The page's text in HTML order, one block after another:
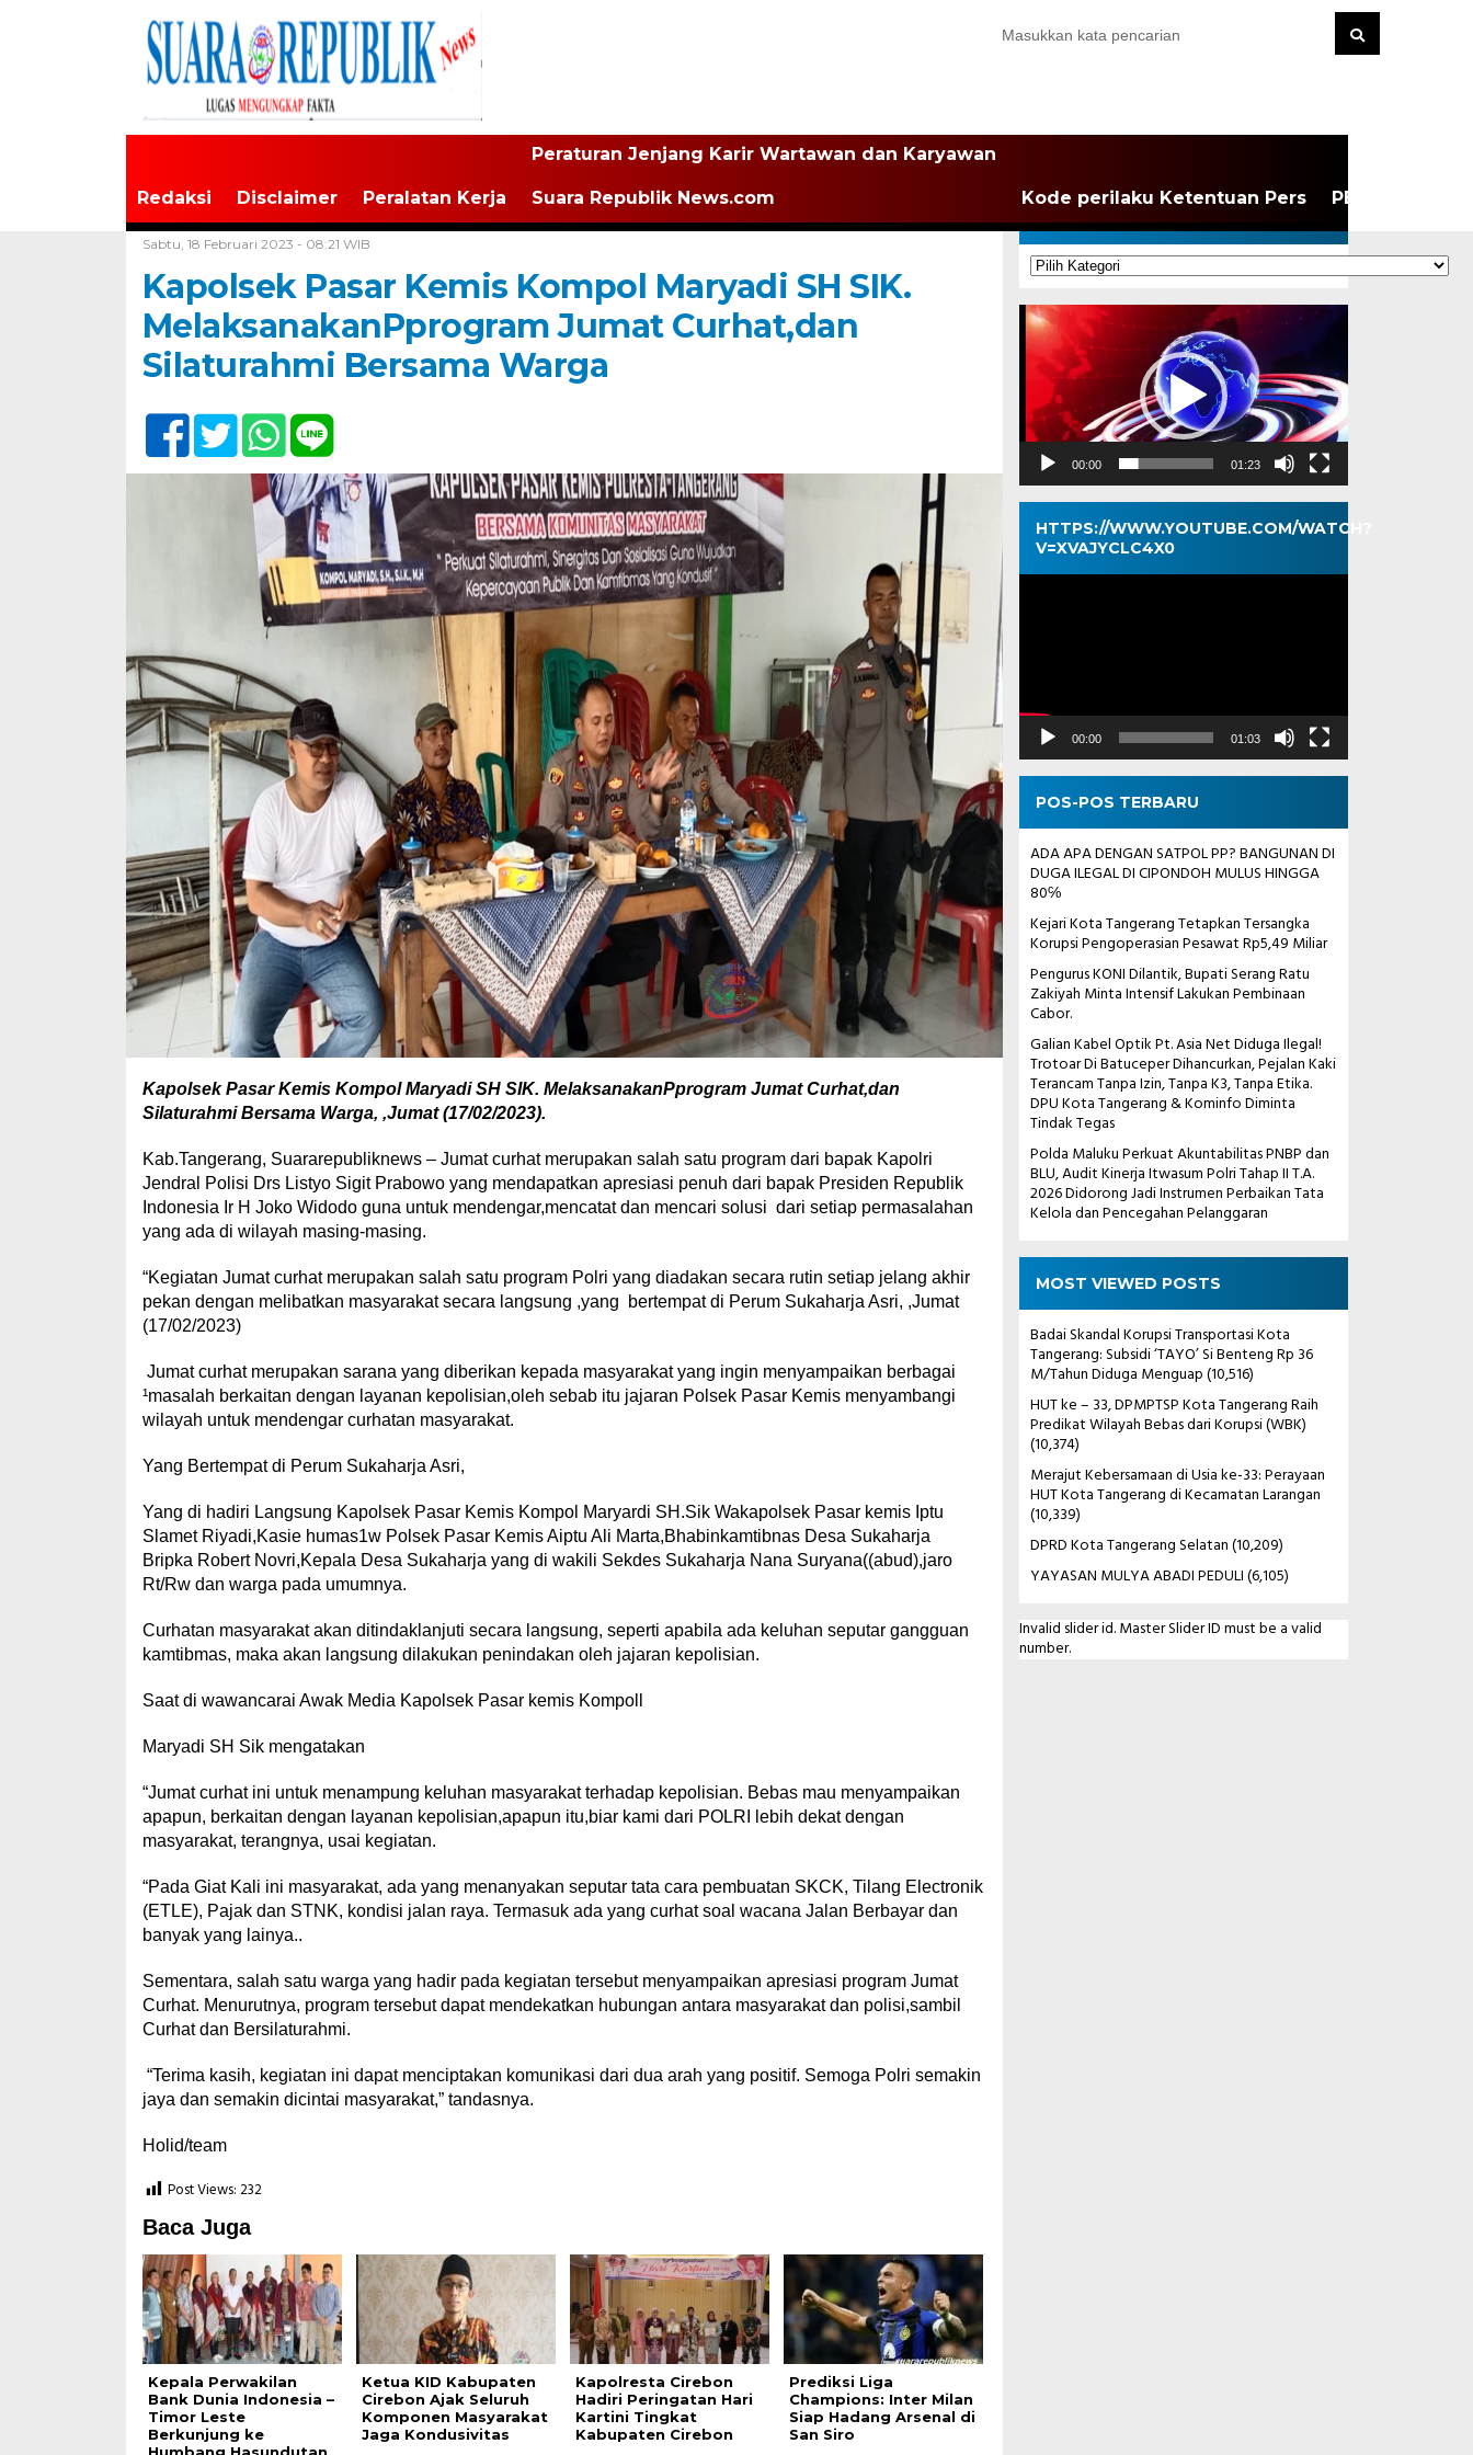
Redaksi Disclaimer Peralatan Kerja
Peraturan Jenjang Karir Wartawan dan Karyawan
Suara Republik News.com Kode perilaku Ketentuan Pers PEDOMAN
Sabtu, 18 Februari 2023 - 08:21 WIB
Kapolsek Pasar Kemis Kompol Maryadi SH SIK.
MelaksanakanPprogram Jumat Curhat,dan
Silaturahmi Bersama Warga
Kapolsek Pasar Kemis Kompol Maryadi SH SIK. MelaksanakanPprogram Jumat Curhat,dan
Silaturahmi Bersama Warga, ,Jumat (17/02/2023).
Kab.Tangerang, Suararepubliknews – Jumat curhat merupakan salah satu program dari bapak Kapolri
Jendral Polisi Drs Listyo Sigit Prabowo yang mendapatkan apresiasi penuh dari bapak Presiden Republik
Indonesia Ir H Joko Widodo guna untuk mendengar,mencatat dan mencari solusi dari setiap permasalahan
yang ada di wilayah masing-masing.
“Kegiatan Jumat curhat merupakan salah satu program Polri yang diadakan secara rutin setiap jelang akhir
pekan dengan melibatkan masyarakat secara langsung ,yang bertempat di Perum Sukaharja Asri, ,Jumat
(17/02/2023)
Jumat curhat merupakan sarana yang diberikan kepada masyarakat yang ingin menyampaikan berbagai
¹masalah berkaitan dengan layanan kepolisian,oleh sebab itu jajaran Polsek Pasar Kemis menyambangi
wilayah untuk mendengar curhatan masyarakat.
Yang Bertempat di Perum Sukaharja Asri,
Yang di hadiri Langsung Kapolsek Pasar Kemis Kompol Maryardi SH.Sik Wakapolsek Pasar kemis Iptu
Slamet Riyadi,Kasie humas1w Polsek Pasar Kemis Aiptu Ali Marta,Bhabinkamtibnas Desa Sukaharja
Bripka Robert Novri,Kepala Desa Sukaharja yang di wakili Sekdes Sukaharja Nana Suryana((abud),jaro
Rt/Rw dan warga pada umumnya.
Curhatan masyarakat akan ditindaklanjuti secara langsung, seperti apabila ada keluhan seputar gangguan
kamtibmas, maka akan langsung dilakukan penindakan oleh jajaran kepolisian.
Saat di wawancarai Awak Media Kapolsek Pasar kemis Kompoll
Maryadi SH Sik mengatakan
“Jumat curhat ini untuk menampung keluhan masyarakat terhadap kepolisian. Bebas mau menyampaikan
apapun, berkaitan dengan layanan kepolisian,apapun itu,biar kami dari POLRI lebih dekat dengan
masyarakat, terangnya, usai kegiatan.
“Pada Giat Kali ini masyarakat, ada yang menanyakan seputar tata cara pembuatan SKCK, Tilang Electronik
(ETLE), Pajak dan STNK, kondisi jalan raya. Termasuk ada yang curhat soal wacana Jalan Berbayar dan
banyak yang lainya..
Sementara, salah satu warga yang hadir pada kegiatan tersebut menyampaikan apresiasi program Jumat
Curhat. Menurutnya, program tersebut dapat mendekatkan hubungan antara masyarakat dan polisi,sambil
Curhat dan Bersilaturahmi.
“Terima kasih, kegiatan ini dapat menciptakan komunikasi dari dua arah yang positif. Semoga Polri semakin
jaya dan semakin dicintai masyarakat,” tandasnya.
Holid/team
Post Views:232
Baca Juga
Kepala Perwakilan
Bank Dunia Indonesia –
Timor Leste
Berkunjung ke
Ketua KID Kabupaten
Cirebon Ajak Seluruh
Komponen Masyarakat
Jaga Kondusivitas
Kapolresta Cirebon
Hadiri Peringatan Hari
Kartini Tingkat
Kabupaten Cirebon
Prediksi Liga
Champions: Inter Milan
Siap Hadang Arsenal di
San Siro
KATEGORI
Kategori
Pemutar
Video
00:00 01:23
HTTPS://WWW.YOUTUBE.COM/WATCH?
V=XVAJYCLC4X0
Pemutar
00:00 01:03
POS-POS TERBARU
ADA APA DENGAN SATPOL PP? BANGUNAN DI
DUGA ILEGAL DI CIPONDOH MULUS HINGGA
80℅
Kejari Kota Tangerang Tetapkan Tersangka
Korupsi Pengoperasian Pesawat Rp5,49 Miliar
Pengurus KONI Dilantik, Bupati Serang Ratu
Zakiyah Minta Intensif Lakukan Pembinaan
Cabor.
Galian Kabel Optik Pt. Asia Net Diduga Ilegal!
Trotoar Di Batuceper Dihancurkan, Pejalan Kaki
Terancam Tanpa Izin, Tanpa K3, Tanpa Etika.
DPU Kota Tangerang & Kominfo Diminta
Tindak Tegas
Polda Maluku Perkuat Akuntabilitas PNBP dan
BLU, Audit Kinerja Itwasum Polri Tahap II T.A.
2026 Didorong Jadi Instrumen Perbaikan Tata
Kelola dan Pencegahan Pelanggaran
MOST VIEWED POSTS
Badai Skandal Korupsi Transportasi Kota
Tangerang: Subsidi ‘TAYO’ Si Benteng Rp 36
M/Tahun Diduga Menguap(10,516)
HUT ke – 33, DPMPTSP Kota Tangerang Raih
Predikat Wilayah Bebas dari Korupsi (WBK)
(10,374)
Merajut Kebersamaan di Usia ke-33: Perayaan
HUT Kota Tangerang di Kecamatan Larangan
(10,339)
DPRD Kota Tangerang Selatan(10,209)
YAYASAN MULYA ABADI PEDULI(6,105)
Invalid slider id. Master Slider ID must be a valid
number.